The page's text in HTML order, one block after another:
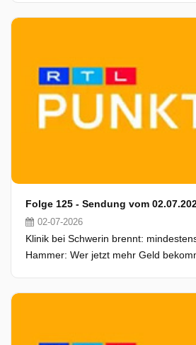
Folge 125 - Sendung vom
02-07-2026
Klinik bei Schwerin brennt:
Hammer: Wer jetzt mehr Geld